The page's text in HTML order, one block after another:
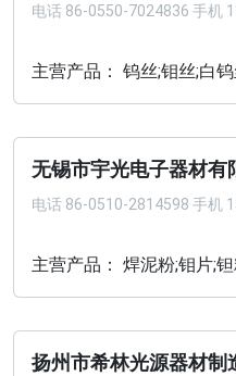
电话 86-0550-7024836 手机
主营产品： 钨丝;钼丝;白
无锡市宇光电子器材有
电话 86-0510-2814598 手机
主营产品： 焊泥粉;钼片;钽
扬州市希林光源器材制